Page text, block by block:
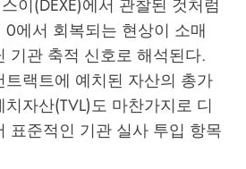
이(DEXE)에서 관찰된 것처럼
에서 회복되는 현상이 소매
기관 축적 신호로 해석된다.
랙트에 예치된 자산의 총가
자산(TVL)도 마찬가지로 디
표준적인 기관 실사 투입 항목